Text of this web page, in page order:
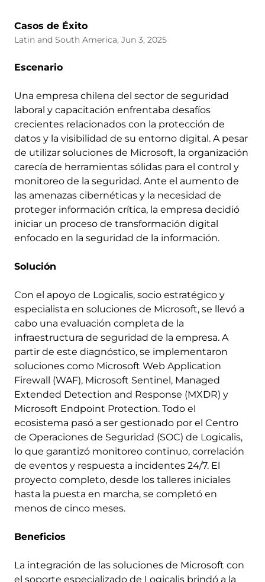
Casos de Éxito
Latin and South America, Jun 3, 2025
Escenario
Una empresa chilena del sector de seguridad
laboral y capacitación enfrentaba desafíos
crecientes relacionados con la protección de
datos y la visibilidad de su entorno digital. A pesar
de utilizar soluciones de Microsoft, la organización
carecía de herramientas sólidas para el control y
monitoreo de la seguridad. Ante el aumento de
las amenazas cibernéticas y la necesidad de
proteger información crítica, la empresa decidió
iniciar un proceso de transformación digital
enfocado en la seguridad de la información.
Solución
Con el apoyo de Logicalis, socio estratégico y
especialista en soluciones de Microsoft, se llevó a
cabo una evaluación completa de la
infraestructura de seguridad de la empresa. A
partir de este diagnóstico, se implementaron
soluciones como Microsoft Web Application
Firewall (WAF), Microsoft Sentinel, Managed
Extended Detection and Response (MXDR) y
Microsoft Endpoint Protection. Todo el
ecosistema pasó a ser gestionado por el Centro
de Operaciones de Seguridad (SOC) de Logicalis,
lo que garantizó monitoreo continuo, correlación
de eventos y respuesta a incidentes 24/7. El
proyecto completo, desde los talleres iniciales
hasta la puesta en marcha, se completó en
menos de cinco meses.
Beneficios
La integración de las soluciones de Microsoft con
el soporte especializado de Logicalis brindó a la